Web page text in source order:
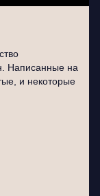
Написанные на
и некоторые